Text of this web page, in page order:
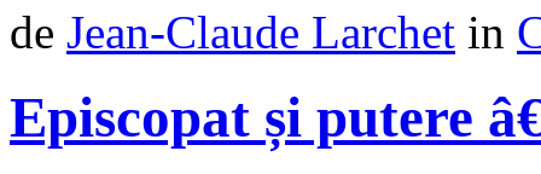
de Jean-Claude Larchet in
Episcopat și putere